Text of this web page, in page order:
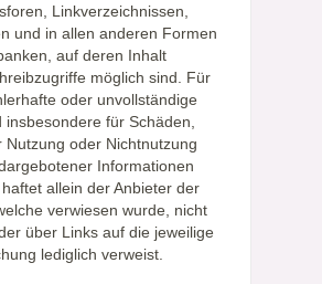
Linkverzeichnissen,
und in allen anderen Formen
auf deren Inhalt
möglich sind. Für
oder unvollständige
insbesondere für Schäden,
Nutzung oder Nichtnutzung
Informationen
allein der Anbieter der
verwiesen wurde, nicht
über Links auf die jeweilige
lediglich verweist.